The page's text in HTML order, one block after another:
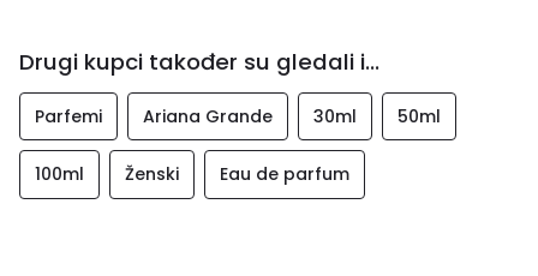
Drugi kupci također su gledali i...
Parfemi Ariana Grande 30ml 50ml
100ml Ženski Eau de parfum